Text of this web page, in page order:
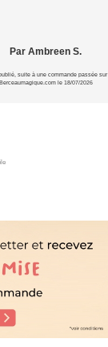
Par Ambreen S.
suite à une commande passée sur
Berceaumagique.com le 18/07/2026